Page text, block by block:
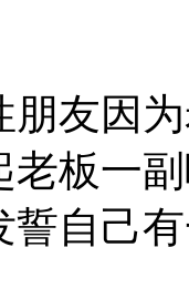
因为
老板一
誓自己